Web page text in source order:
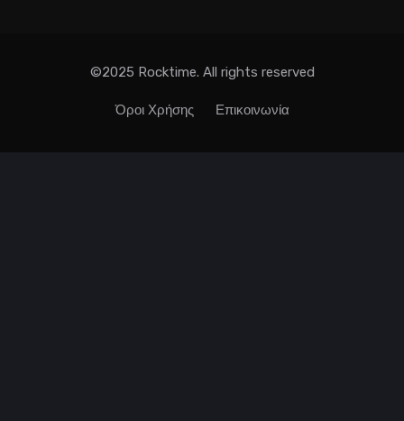
©2025 Rocktime. All rights reserved
Όροι Χρήσης Επικοινωνία